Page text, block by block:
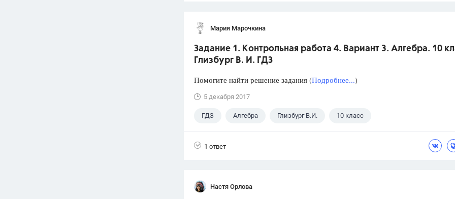
Мария Марочкина
Задание 1. Контрольная работа 4. Вариант 3. Алгебра. 10
Глизбург В. И. ГДЗ
Помогите найти решение задания (Подробнее...)
5 декабря 2017
ГДЗ Алгебра Глизбург В.И. 10 класс
1 ответ
Настя Орлова